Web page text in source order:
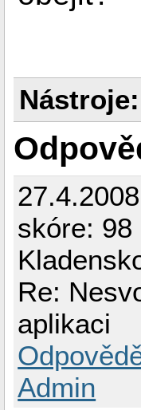
Nástroje:
skóre:
Re:
aplikaci
Admin